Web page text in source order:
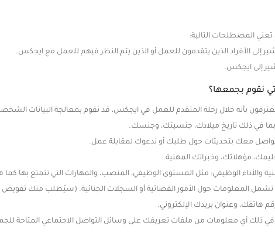
المصطلحات التالية:
إلى الأفراد الذين يتقدمون للعمل أو الذين يتم النظر فيهم للعمل مع ايجكس.
إلى ايجكس.
بأنه خلال رحلة المتقدم للعمل في ايجكس، قد نقوم بمعالجة البيانات
في ذلك تاريخ ميلادك، جنسيتك، وجنسك.
معك بتحديثات حول طلبك أو ندعوك لمقابلة عمل.
مؤهلاتك، وخبراتك المهنية.
والأداء الوظيفي: مثل المستوى الوظيفي، المنصب، والمهارات التي تتمتع بها
تشمل المعلومات حول الأمور القضائية أو السجلات الجنائية. (سيُطلب منك
هاتفك، وعنوان بريدك الإلكتروني.
في ذلك أي معلومات من ملفات تعريفك على وسائل التواصل الاجتماعي المتاحة